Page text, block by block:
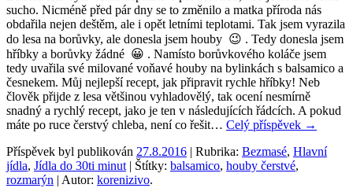
sucho. Nicméně před pár dny se to změnilo a matka příroda nás
obdařila nejen deštěm, ale i opět letními teplotami. Tak jsem vyrazila
do lesa na borůvky, ale donesla jsem houby 😉 . Tedy donesla jsem
hříbky a borůvky žádné 😀 . Namísto borůvkového koláče jsem
tedy uvařila své milované voňavé houby na bylinkách s balsamico a
česnekem. Můj nejlepší recept, jak připravit rychle hříbky! Neb
člověk přijde z lesa většinou vyhladovělý, tak ocení nesmírně
snadný a rychlý recept, jako je ten v následujících řádcích. A pokud
máte po ruce čerstvý chleba, není co řešit… Celý příspěvek →
Příspěvek byl publikován 27.8.2016 | Rubrika: Bezmasé, Hlavní
jídla, Jídla do 30ti minut| Štítky: balsamico, houby čerstvé,
rozmarýn | Autor: korenizivo.